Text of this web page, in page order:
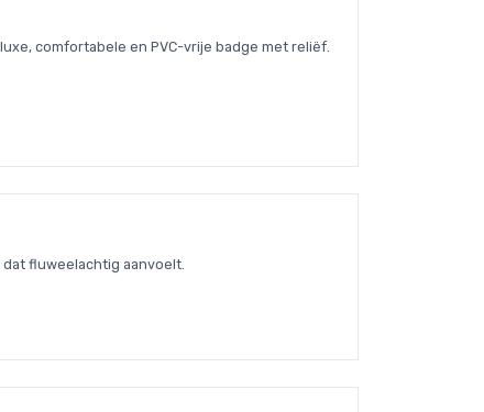
comfortabele en PVC-vrije badge met reliëf.
dat fluweelachtig aanvoelt.